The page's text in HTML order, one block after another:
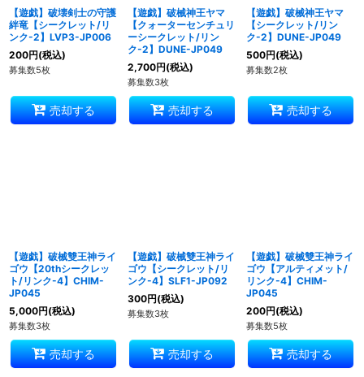
【遊戯】破壊剣士の守護
絆竜【シークレット/リ
ンク-2】LVP3-JP006
200円(税込)
募集数5枚
売却する
【遊戯】破械神王ヤマ
【クォーターセンチュリ
ーシークレット/リン
ク-2】DUNE-JP049
2,700円(税込)
募集数3枚
売却する
【遊戯】破械神王ヤマ
【シークレット/リン
ク-2】DUNE-JP049
500円(税込)
募集数2枚
売却する
【遊戯】破械雙王神ライ
ゴウ【20thシークレッ
ト/リンク-4】CHIM-
JP045
5,000円(税込)
募集数3枚
売却する
【遊戯】破械雙王神ライ
ゴウ【シークレット/リ
ンク-4】SLF1-JP092
300円(税込)
募集数3枚
売却する
【遊戯】破械雙王神ライ
ゴウ【アルティメット/
リンク-4】CHIM-
JP045
200円(税込)
募集数5枚
売却する